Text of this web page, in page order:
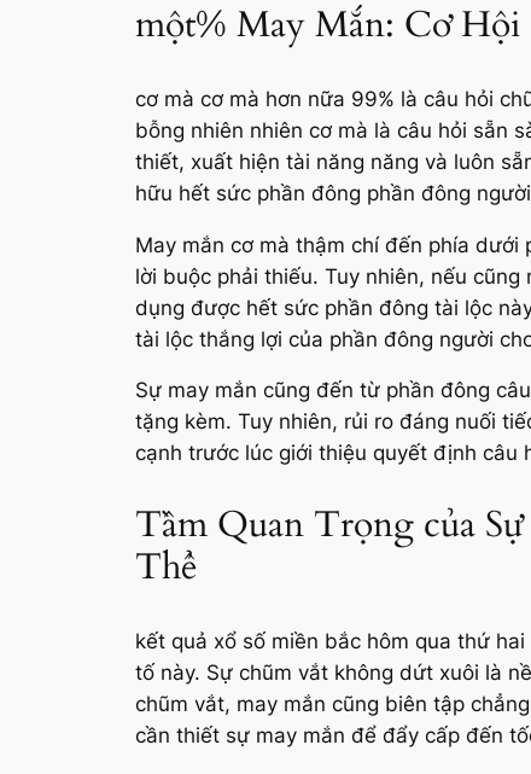
một% May Mắn: Cơ Hội
cơ mà cơ mà hơn nữa 99% là câu hỏi
bỗng nhiên nhiên cơ mà là câu hỏi sẵn
thiết, xuất hiện tài năng năng và luôn
hữu hết sức phần đông phần đông
May mắn cơ mà thậm chí đến phía
lời buộc phải thiếu. Tuy nhiên, nếu
dụng được hết sức phần đông tài lộc
tài lộc thắng lợi của phần đông người
Sự may mắn cũng đến từ phần đông
tặng kèm. Tuy nhiên, rủi ro đáng nuối
cạnh trước lúc giới thiệu quyết định câu
Tầm Quan Trọng của
Thể
kết quả xổ số miền bắc hôm qua thứ
tố này. Sự chũm vắt không dứt xuôi là
chũm vắt, may mắn cũng biên tập
cần thiết sự may mắn để đẩy cấp đến